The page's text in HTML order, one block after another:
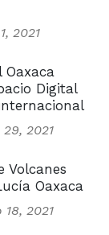
2021
Oaxaca
Digital
2021
Volcanes
Oaxaca
2021